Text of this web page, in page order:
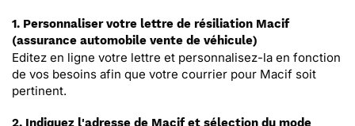
1. Personnaliser votre lettre de résiliation Macif
(assurance automobile vente de véhicule)
Editez en ligne votre lettre et personnalisez-la en fonction
de vos besoins afin que votre courrier pour Macif soit
pertinent.
2. Indiquez l'adresse de Macif et sélection du mode